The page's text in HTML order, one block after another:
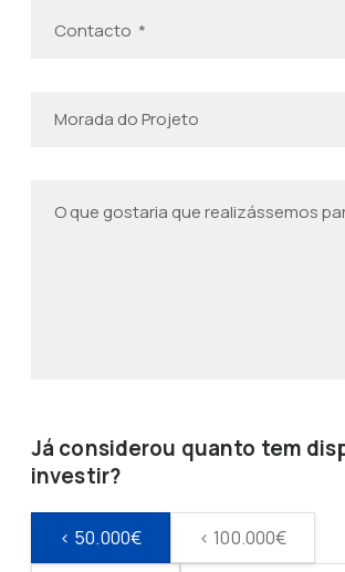
Já considerou quanto tem
investir?
< 50.000€ < 100.000€